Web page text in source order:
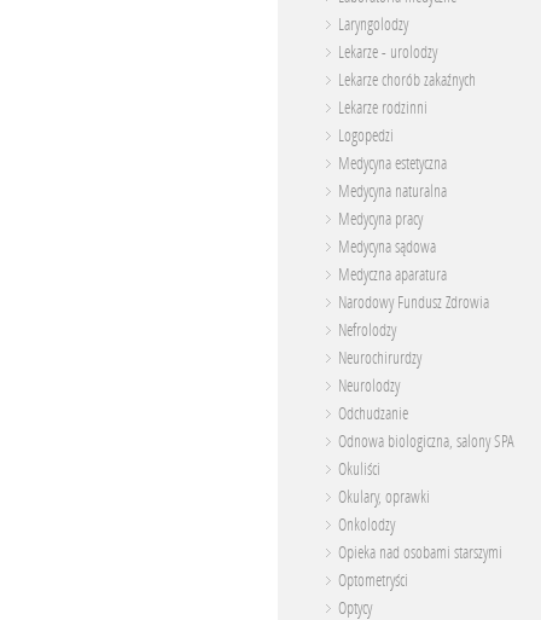
Laryngolodzy
Lekarze - urolodzy
Lekarze chorób zakaźnych
Lekarze rodzinni
Logopedzi
Medycyna estetyczna
Medycyna naturalna
Medycyna pracy
Medycyna sądowa
Medyczna aparatura
Narodowy Fundusz Zdrowia
Nefrolodzy
Neurochirurdzy
Neurolodzy
Odchudzanie
Odnowa biologiczna, salony SPA
Okuliści
Okulary, oprawki
Onkolodzy
Opieka nad osobami starszymi
Optometryści
Optycy